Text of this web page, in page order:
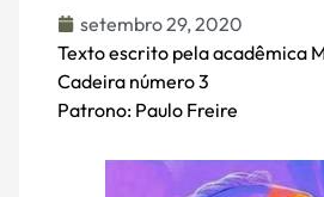
setembro 29, 2020
Texto escrito pela acadêmica
Cadeira número 3
Patrono: Paulo Freire